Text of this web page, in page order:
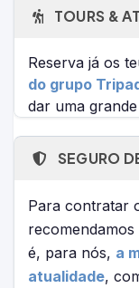
TOURS &
Reserva já os
do grupo
dar uma
SEGURO
Para contratar
recomendamos
é, para nós, a
atualidade,